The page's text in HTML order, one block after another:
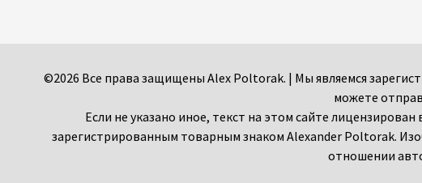
©2026 Все права защищены Alex Poltorak. | Мы являемся
можете
Если не указано иное, текст на этом сайте
зарегистрированным товарным знаком Alexander Poltorak.
отношении